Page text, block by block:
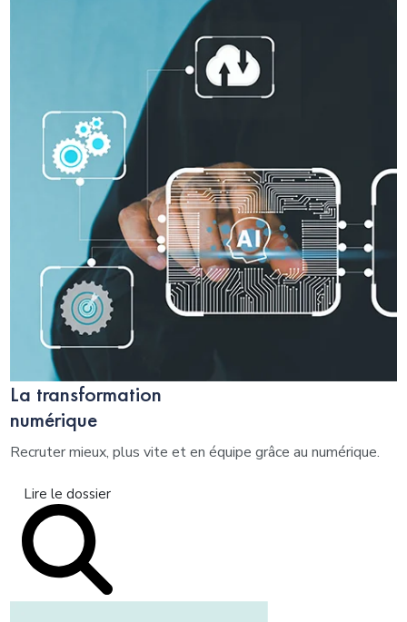
La transformation
numérique
Recruter mieux, plus vite et en équipe grâce au numérique.
Lire le dossier